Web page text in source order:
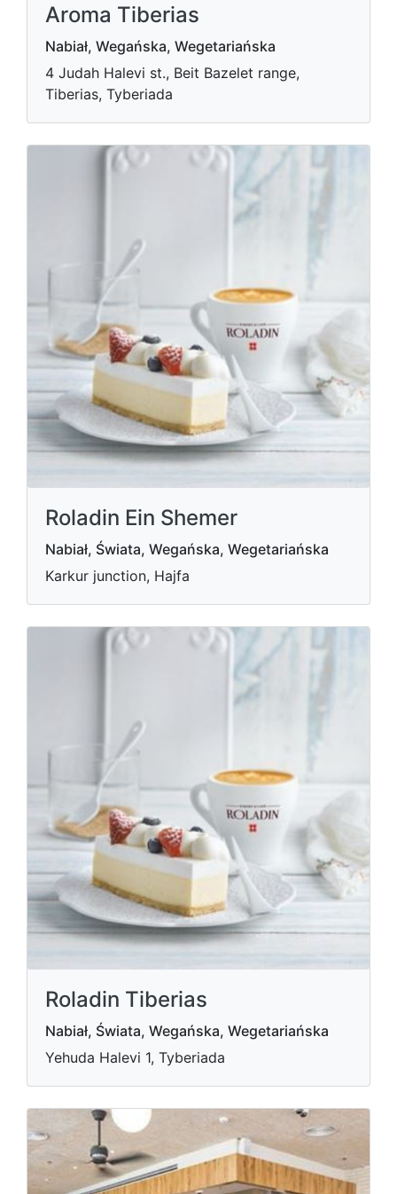
Aroma Tiberias
Nabiał, Wegańska, Wegetariańska
4 Judah Halevi st., Beit Bazelet range,
Tiberias, Tyberiada
Roladin Ein Shemer
Nabiał, Świata, Wegańska, Wegetariańska
Karkur junction, Hajfa
Roladin Tiberias
Nabiał, Świata, Wegańska, Wegetariańska
Yehuda Halevi 1, Tyberiada